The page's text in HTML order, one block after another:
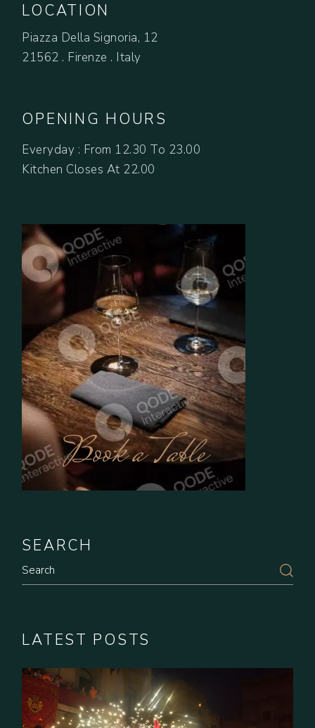
LOCATION
Piazza Della Signoria, 12
21562 . Firenze . Italy
OPENING HOURS
Everyday : From 12.30 To 23.00
Kitchen Closes At 22.00
Book a Table
SEARCH
LATEST POSTS